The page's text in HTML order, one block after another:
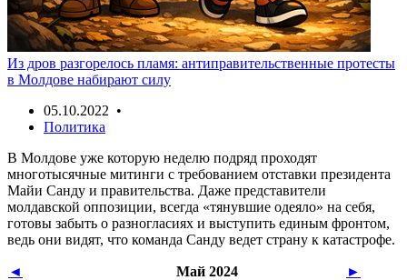
Из дров разгорелось пламя: антиправительственные протесты
в Молдове набирают силу
05.10.2022 •
Политика
В Молдове уже которую неделю подряд проходят
многотысячные митинги с требованием отставки президента
Майи Санду и правительства. Даже представители
молдавской оппозиции, всегда «тянувшие одеяло» на себя,
готовы забыть о разногласиях и выступить единым фронтом,
ведь они видят, что команда Санду ведет страну к катастрофе.
◄ Май 2024
►